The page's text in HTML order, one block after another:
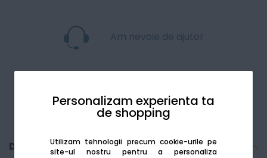
Personalizam experienta ta
de shopping
Utilizam tehnologii precum cookie-urile pe
site-ul nostru pentru a personaliza
Am nevoie de ajutor
Descriere